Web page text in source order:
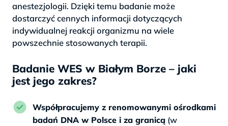
anestezjologii. Dzięki temu badanie może
dostarczyć cennych informacji dotyczących
indywidualnej reakcji organizmu na wiele
powszechnie stosowanych terapii.
Badanie WES w Białym Borze – jaki
jest jego zakres?
Współpracujemy z renomowanymi ośrodkami
badań DNA w Polsce i za granicą (w